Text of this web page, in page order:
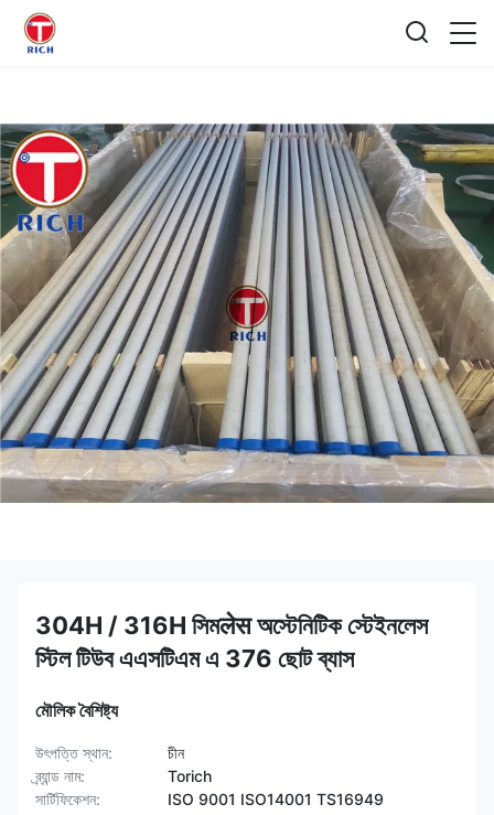
304H / 316H সিমलेस অস্টেনিটিক স্টেইনলেস
স্টিল টিউব এএসটিএম এ 376 ছোট ব্যাস
মৌলিক বৈশিষ্ট্য
উৎপত্তি স্থান:
চীন
ব্র্যান্ড নাম:
Torich
সার্টিফিকেশন:
ISO 9001 ISO14001 TS16949